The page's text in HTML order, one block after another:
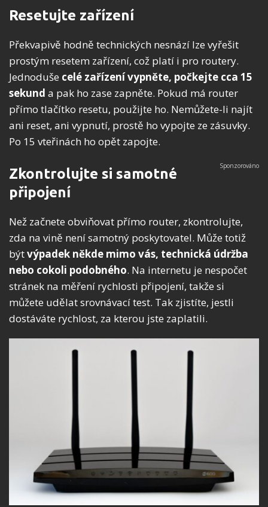
Resetujte zařízení
Překvapivě hodně technických nesnází lze vyřešit
prostým resetem zařízení, což platí i pro routery.
Jednoduše celé zařízení vypněte, počkejte cca 15
sekund a pak ho zase zapněte. Pokud má router
přímo tlačítko resetu, použijte ho. Nemůžete-li najít
ani reset, ani vypnutí, prostě ho vypojte ze zásuvky.
Po 15 vteřinách ho opět zapojte.
Zkontrolujte si samotné
připojení
Než začnete obviňovat přímo router, zkontrolujte,
zda na vině není samotný poskytovatel. Může totiž
býtvýpadek někde mimo vás, technická údržba
nebo cokoli podobného. Na internetu je nespočet
stránek na měření rychlosti připojení, takže si
můžete udělat srovnávací test. Tak zjistíte, jestli
dostáváte rychlost, za kterou jste zaplatili.